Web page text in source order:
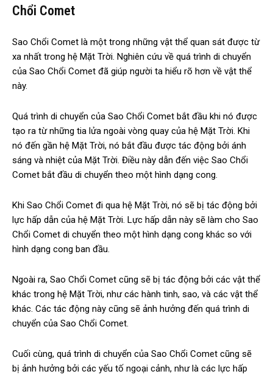
Chổi Comet
Sao Chổi Comet là một trong những vật thể quan sát được từ
xa nhất trong hệ Mặt Trời. Nghiên cứu về quá trình di chuyển
của Sao Chổi Comet đã giúp người ta hiểu rõ hơn về vật thể
này.
Quá trình di chuyển của Sao Chổi Comet bắt đầu khi nó được
tạo ra từ những tia lửa ngoài vòng quay của hệ Mặt Trời. Khi
nó đến gần hệ Mặt Trời, nó bắt đầu được tác động bởi ánh
sáng và nhiệt của Mặt Trời. Điều này dẫn đến việc Sao Chổi
Comet bắt đầu di chuyển theo một hình dạng cong.
Khi Sao Chổi Comet đi qua hệ Mặt Trời, nó sẽ bị tác động bởi
lực hấp dẫn của hệ Mặt Trời. Lực hấp dẫn này sẽ làm cho Sao
Chổi Comet di chuyển theo một hình dạng cong khác so với
hình dạng cong ban đầu.
Ngoài ra, Sao Chổi Comet cũng sẽ bị tác động bởi các vật thể
khác trong hệ Mặt Trời, như các hành tinh, sao, và các vật thể
khác. Các tác động này cũng sẽ ảnh hưởng đến quá trình di
chuyển của Sao Chổi Comet.
Cuối cùng, quá trình di chuyển của Sao Chổi Comet cũng sẽ
bị ảnh hưởng bởi các yếu tố ngoại cảnh, như là các lực hấp